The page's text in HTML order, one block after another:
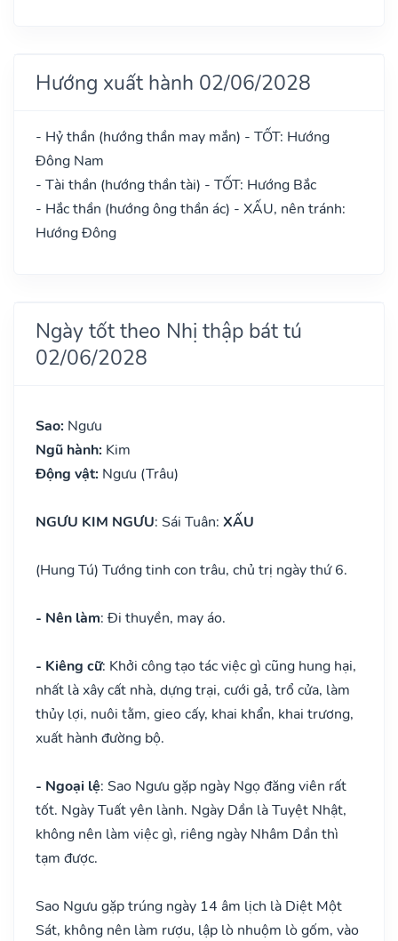
Hướng xuất hành 02/06/2028
- Hỷ thần (hướng thần may mắn) - TỐT: Hướng
Đông Nam
- Tài thần (hướng thần tài) - TỐT: Hướng Bắc
- Hắc thần (hướng ông thần ác) - XẤU, nên tránh:
Hướng Đông
Ngày tốt theo Nhị thập bát tú
02/06/2028
Sao: Ngưu
Ngũ hành: Kim
Động vật: Ngưu (Trâu)
NGƯU KIM NGƯU: Sái Tuân: XẤU
(Hung Tú) Tướng tinh con trâu, chủ trị ngày thứ 6.
- Nên làm: Đi thuyền, may áo.
- Kiêng cữ: Khởi công tạo tác việc gì cũng hung hại,
nhất là xây cất nhà, dựng trại, cưới gả, trổ cửa, làm
thủy lợi, nuôi tằm, gieo cấy, khai khẩn, khai trương,
xuất hành đường bộ.
- Ngoại lệ: Sao Ngưu gặp ngày Ngọ đăng viên rất
tốt. Ngày Tuất yên lành. Ngày Dần là Tuyệt Nhật,
không nên làm việc gì, riêng ngày Nhâm Dần thì
tạm được.
Sao Ngưu gặp trúng ngày 14 âm lịch là Diệt Một
Sát, không nên làm rượu, lập lò nhuộm lò gốm, vào